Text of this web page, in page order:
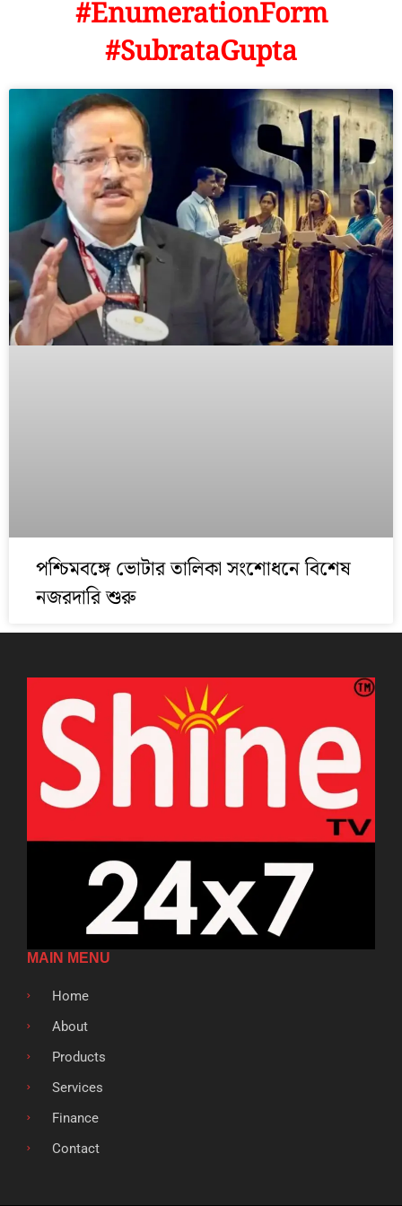
#EnumerationForm
#SubrataGupta
পশ্চিমবঙ্গে ভোটার তালিকা সংশোধনে বিশেষ
নজরদারি শুরু
MAIN MENU
Home
About
Products
Services
Finance
Contact